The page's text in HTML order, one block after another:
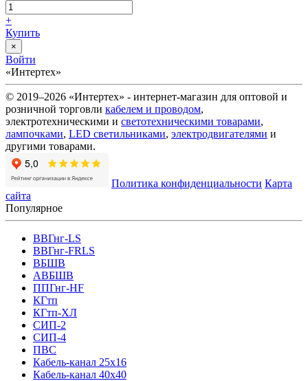
+
Купить
×
Войти
«Интертех»
© 2019–2026 «Интертех» - интернет-магазин для оптовой и
розничной торговли кабелем и проводом,
электротехническими и светотехническими товарами,
лампочками, LED светильниками, электродвигателями и
другими товарами.
Политика конфиденциальности Карта
сайта
Популярное
ВВГнг-LS
ВВГнг-FRLS
ВБШВ
АВБШВ
ППГнг-HF
КГтп
КГтп-ХЛ
СИП-2
СИП-4
ПВС
Кабель-канал 25х16
Кабель-канал 40х40